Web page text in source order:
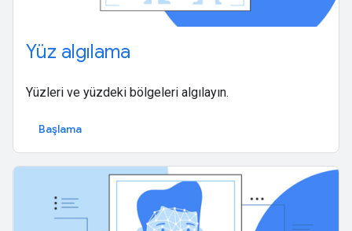
Yüz algılama
Yüzleri ve yüzdeki bölgeleri algılayın.
Başlama